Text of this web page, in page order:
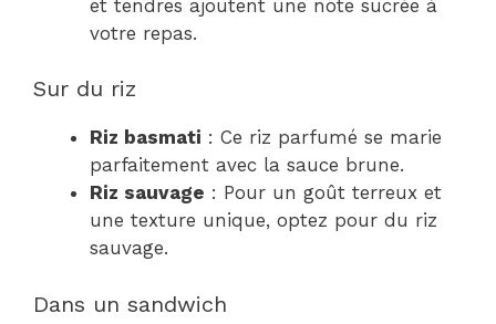
et tendres ajoutent une note sucrée à
votre repas.
Sur du riz
Riz basmati : Ce riz parfumé se marie
parfaitement avec la sauce brune.
Riz sauvage : Pour un goût terreux et
une texture unique, optez pour du riz
sauvage.
Dans un sandwich